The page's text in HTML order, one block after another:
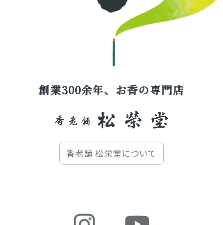
創業300余年、お香の専門店
香老舗 松栄堂について